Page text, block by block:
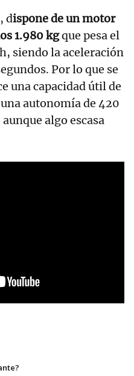
dispone de un motor
1.980 kgque pesa el
siendo la aceleración
Por lo que se
una capacidad útil de
autonomía de 420
algo escasa